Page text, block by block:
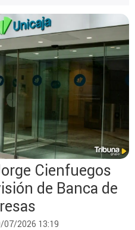
Cienfuegos
de Banca de
07/2026 13:19